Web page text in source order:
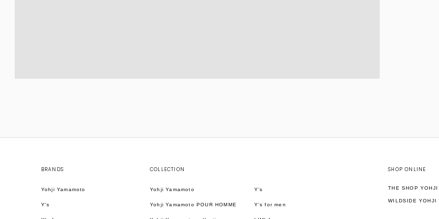
BRANDS
Yohji Yamamoto
Y's
COLLECTION
Yohji Yamamoto
Yohji Yamamoto POUR HOMME
Y’s
Y's for men
SHOP ONLINE
THE SHOP YOHJI
WILDSIDE YOHJI